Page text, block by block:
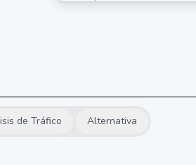
de Tráfico Alternativa